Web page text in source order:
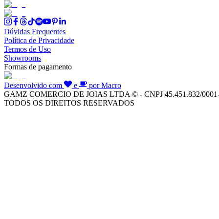
Dúvidas Frequentes
Política de Privacidade
Termos de Uso
Showrooms
Formas de pagamento
Desenvolvido com e
por Macro
GAMZ COMERCIO DE JOIAS LTDA © - CNPJ 45.451.832/
TODOS OS DIREITOS RESERVADOS